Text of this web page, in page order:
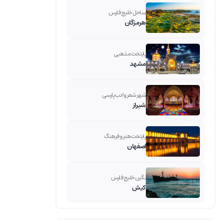
ساحل خلیج فارس
هرمزگان
پایتخت مذهبی
مشهد
شهر شعر و ادب پارسی
شیراز
پایتخت هنر و فرهنگ
اصفهان
نگین خلیج فارس
کیش